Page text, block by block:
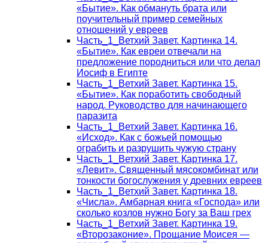
«Бытие». Как обмануть брата или
поучительный пример семейных
отношений у евреев
Часть_1_Ветхий Завет. Картинка 14.
«Бытие». Как евреи отвечали на
предложение породниться или что делал
Иосиф в Египте
Часть_1_Ветхий Завет. Картинка 15.
«Бытие». Как поработить свободный
народ. Руководство для начинающего
паразита
Часть_1_Ветхий Завет. Картинка 16.
«Исход». Как с божьей помощью
ограбить и разрушить чужую страну
Часть_1_Ветхий Завет. Картинка 17.
«Левит». Священный мясокомбинат или
тонкости богослужения у древних евреев
Часть_1_Ветхий Завет. Картинка 18.
«Числа». Амбарная книга «Господа» или
сколько козлов нужно Богу за Ваш грех
Часть_1_Ветхий Завет. Картинка 19.
«Второзаконие». Прощание Моисея —